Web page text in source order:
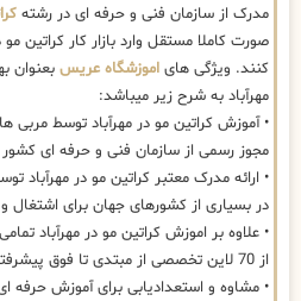
مدرک از سازمان فنی و حرفه ای در رشته
صورت کاملا مستقل وارد بازار کار کراتین
کنند. ویژگی های اموزشگاه عریس بعنوان
مهرآباد به شرح زیر میباشد:
• آموزش کراتین مو در مهرآباد توسط مربی
مجوز رسمی از سازمان فنی و حرفه ای کشور
• ارائه مدرک معتبر کراتین مو در مهرآباد
در بسیاری از کشورهای جهان برای اشتغال
• علاوه بر اموزش کراتین مو در مهرآباد
از 70 لاین تخصصی از مبتدی تا فوق پیشرفته در این مرکز برگزار میشود
• مشاوه و استعدادیابی برای آموزش حرفه ای